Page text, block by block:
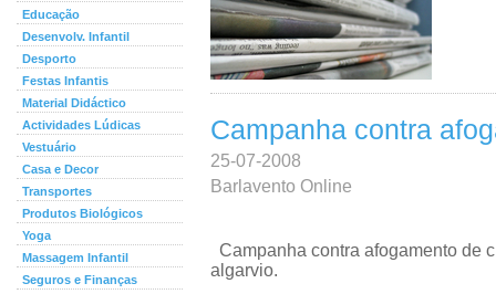
Educação
Desenvolv. Infantil
Desporto
Festas Infantis
Material Didáctico
Actividades Lúdicas
Vestuário
Casa e Decor
Transportes
Produtos Biológicos
Yoga
Massagem Infantil
Seguros e Finanças
Campanha contra
25-07-2008
Barlavento Online
Campanha contra afogamento de
algarvio.